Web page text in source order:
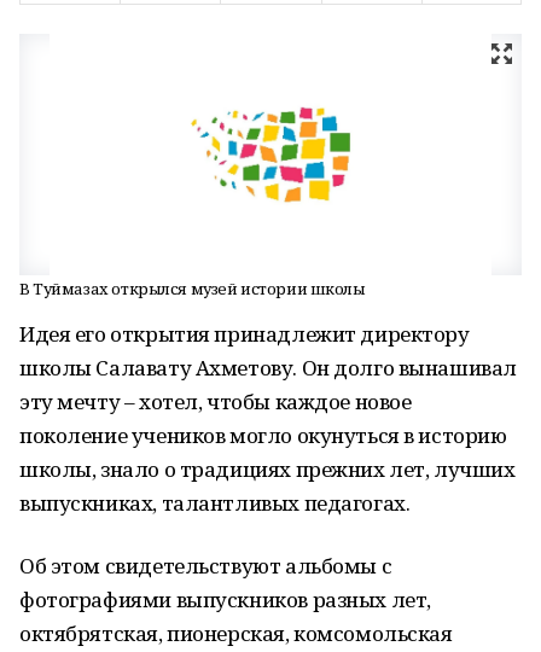
В Туймазах открылся музей истории школы
Идея его открытия принадлежит директору
школы Салавату Ахметову. Он долго вынашивал
эту мечту – хотел, чтобы каждое новое
поколение учеников могло окунуться в историю
школы, знало о традициях прежних лет, лучших
выпускниках, талантливых педагогах.
Об этом свидетельствуют альбомы с
фотографиями выпускников разных лет,
октябрятская, пионерская, комсомольская